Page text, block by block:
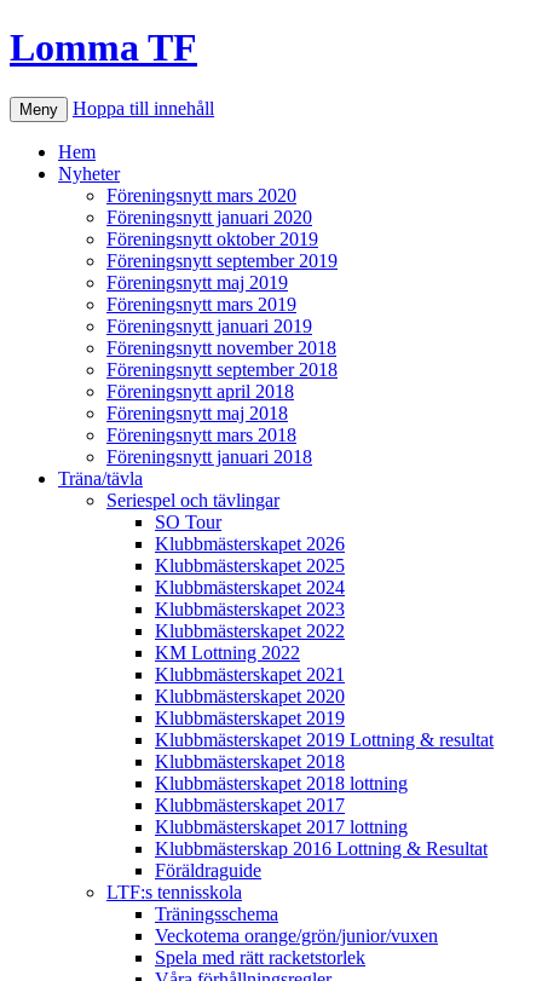
Lomma TF
Meny Hoppa till innehåll
Hem
Nyheter
Föreningsnytt mars 2020
Föreningsnytt januari 2020
Föreningsnytt oktober 2019
Föreningsnytt september 2019
Föreningsnytt maj 2019
Föreningsnytt mars 2019
Föreningsnytt januari 2019
Föreningsnytt november 2018
Föreningsnytt september 2018
Föreningsnytt april 2018
Föreningsnytt maj 2018
Föreningsnytt mars 2018
Föreningsnytt januari 2018
Träna/tävla
Seriespel och tävlingar
SO Tour
Klubbmästerskapet 2026
Klubbmästerskapet 2025
Klubbmästerskapet 2024
Klubbmästerskapet 2023
Klubbmästerskapet 2022
KM Lottning 2022
Klubbmästerskapet 2021
Klubbmästerskapet 2020
Klubbmästerskapet 2019
Klubbmästerskapet 2019 Lottning & resultat
Klubbmästerskapet 2018
Klubbmästerskapet 2018 lottning
Klubbmästerskapet 2017
Klubbmästerskapet 2017 lottning
Klubbmästerskap 2016 Lottning & Resultat
Föräldraguide
LTF:s tennisskola
Träningsschema
Veckotema orange/grön/junior/vuxen
Spela med rätt racketstorlek